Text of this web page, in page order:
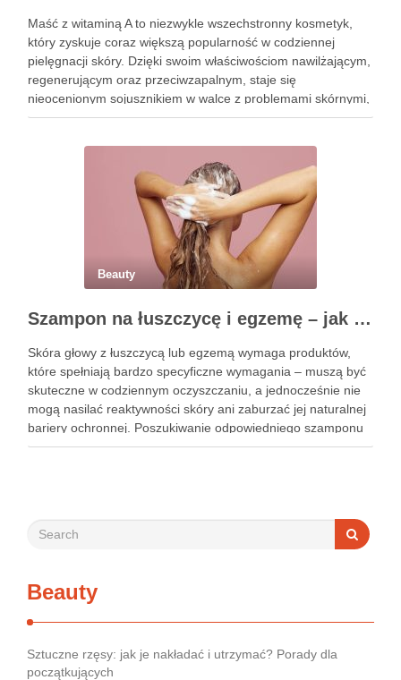
Maść z witaminą A to niezwykle wszechstronny kosmetyk,
który zyskuje coraz większą popularność w codziennej
pielęgnacji skóry. Dzięki swoim właściwościom nawilżającym,
regenerującym oraz przeciwzapalnym, staje się
nieocenionym sojusznikiem w walce z problemami skórnymi,
takimi jak zmarszczki, trądzik czy podrażnienia. Jej działanie
Beauty
Szampon na łuszczycę i egzemę – jak świadomie dobierać produkty przy wrażliwej skórze głowy?
Skóra głowy z łuszczycą lub egzemą wymaga produktów,
które spełniają bardzo specyficzne wymagania – muszą być
skuteczne w codziennym oczyszczaniu, a jednocześnie nie
mogą nasilać reaktywności skóry ani zaburzać jej naturalnej
bariery ochronnej. Poszukiwanie odpowiedniego szamponu
bywa dla wielu pacjentów procesem długim i frustrującym, bo
Beauty
Sztuczne rzęsy: jak je nakładać i utrzymać? Porady dla
początkujących